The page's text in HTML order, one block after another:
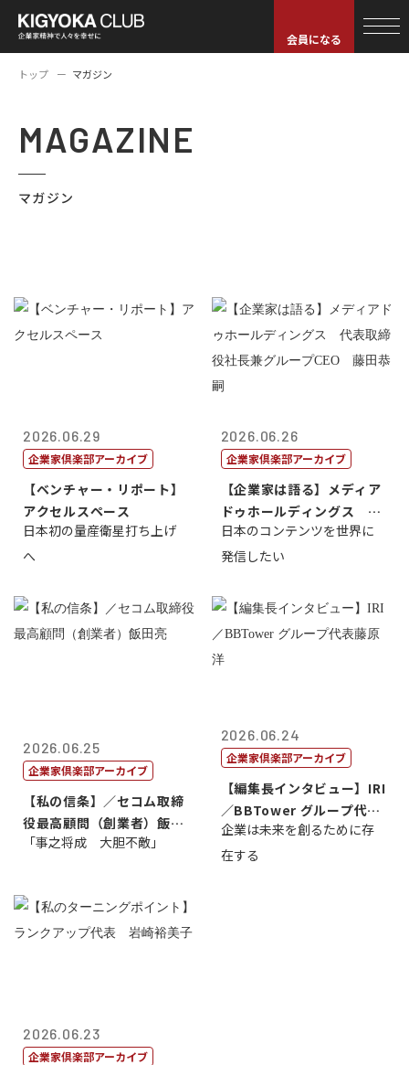
会員になる
トップ マガジン
MAGAZINE
マガジン
2026.06.29
企業家倶楽部アーカイブ
【ベンチャー・リポート】
アクセルスペース
日本初の量産衛星打ち上げ
へ
2026.06.26
企業家倶楽部アーカイブ
【企業家は語る】メディア
ドゥホールディングス 代
表取締役社長...
日本のコンテンツを世界に
発信したい
2026.06.25
企業家倶楽部アーカイブ
【私の信条】／セコム取締
役最高顧問（創業者）飯田
亮
「事之将成 大胆不敵」
2026.06.24
企業家倶楽部アーカイブ
【編集長インタビュー】IRI
／BBTower グループ代表
藤...
企業は未来を創るために存
在する
2026.06.23
企業家倶楽部アーカイブ